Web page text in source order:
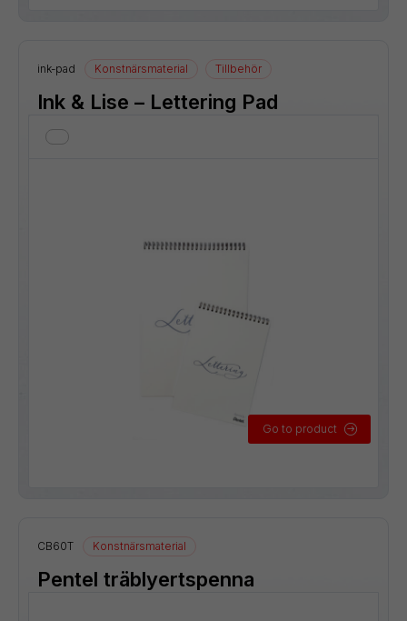
ink-pad Konstnärsmaterial Tillbehör
Ink & Lise – Lettering Pad
Go to product
CB60T Konstnärsmaterial
Pentel träblyertspenna